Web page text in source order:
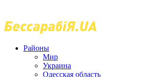
Районы
Мир
Украина
Одесская область